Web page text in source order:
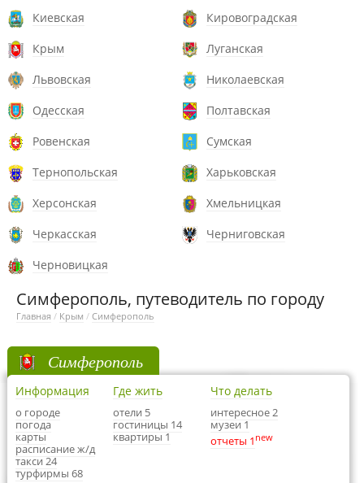
Киевская
Кировоградская
Крым
Луганская
Львовская
Николаевская
Одесская
Полтавская
Ровенская
Сумская
Тернопольская
Харьковская
Херсонская
Хмельницкая
Черкасская
Черниговская
Черновицкая
Симферополь, путеводитель по городу
Главная / Крым / Симферополь
Симферополь
Информация
о городе
погода
карты
расписание ж/д
такси 24
турфирмы 68
Где жить
отели 5
гостиницы 14
квартиры 1
Что делать
интересное 2
музеи 1
отчеты 1 new